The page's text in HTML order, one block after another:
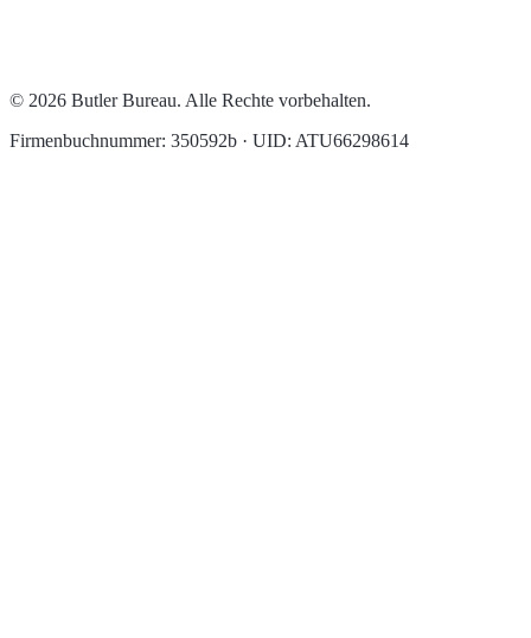
© 2026 Butler Bureau. Alle Rechte vorbehalten.
Firmenbuchnummer: 350592b · UID: ATU66298614